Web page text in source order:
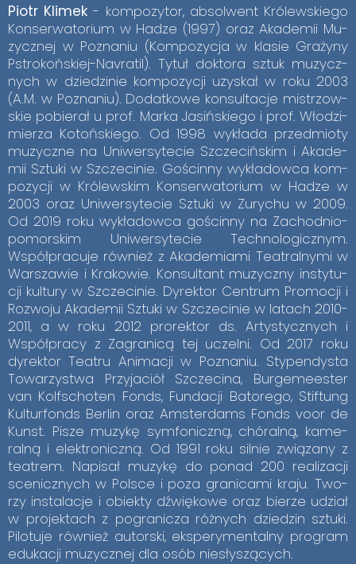
Piotr Kli­mek - kom­po­zy­tor, ab­sol­went Kró­lew­skie­go
Kon­ser­wa­to­rium w Ha­dze (1997) oraz Aka­de­mii Mu­
zycz­nej w Po­zna­niu (Kom­po­zy­cja w kla­sie Gra­ży­ny
Pstro­koń­skiej-Na­vra­til). Ty­tuł dok­to­ra sztuk mu­zycz­
nych w dzie­dzi­nie kom­po­zy­cji uzy­skał w roku 2003
(A.M. w Po­zna­niu). Do­dat­ko­we kon­sul­ta­cje mi­strzow­
skie po­bie­rał u prof. Mar­ka Ja­siń­skie­go i prof. Wło­dzi­
mie­rza Ko­toń­skie­go. Od 1998 wy­kła­da przed­mio­ty
mu­zycz­ne na Uni­wer­sy­te­cie Szcze­ciń­skim i Aka­de­
mii Sztu­ki w Szcze­ci­nie. Go­ścin­ny wy­kła­dow­ca kom­
po­zy­cji w Kró­lew­skim Kon­ser­wa­to­rium w Ha­dze w
2003 oraz Uni­wer­sy­te­cie Sztu­ki w Zu­ry­chu w 2009.
Od 2019 roku wy­kła­dow­ca go­ścin­ny na Za­chod­nio­
po­mor­skim Uni­wer­sy­te­cie Tech­no­lo­gicz­nym.
Współ­pra­cu­je rów­nież z Aka­de­mia­mi Te­atral­ny­mi w
War­sza­wie i Kra­ko­wie. Kon­sul­tant mu­zycz­ny in­sty­tu­
cji kul­tu­ry w Szcze­ci­nie. Dy­rek­tor Cen­trum Pro­mo­cji i
Roz­wo­ju Aka­de­mii Sztu­ki w Szcze­ci­nie w la­tach 2010-
2011, a w roku 2012 pro­rek­tor ds. Ar­ty­stycz­nych i
Współ­pra­cy z Za­gra­ni­cą tej uczel­ni. Od 2017 roku
dy­rek­tor Te­atru Ani­ma­cji w Po­zna­niu. Sty­pen­dy­sta
To­wa­rzy­stwa Przy­ja­ciół Szcze­ci­na, Bur­ge­me­ester
van Kol­fscho­ten Fonds, Fun­da­cji Ba­to­re­go, Sti­ftung
Kul­tur­fonds Ber­lin oraz Am­ster­dams Fonds voor de
Kunst. Pi­sze mu­zy­kę sym­fo­nicz­ną, chó­ral­ną, ka­me­
ral­ną i elek­tro­nicz­ną. Od 1991 roku sil­nie zwią­za­ny z
te­atrem. Na­pi­sał mu­zy­kę do po­nad 200 re­ali­za­cji
sce­nicz­nych w Pol­sce i poza gra­ni­ca­mi kra­ju. Two­
rzy in­sta­la­cje i obiek­ty dźwię­ko­we oraz bie­rze udział
w pro­jek­tach z po­gra­ni­cza róż­nych dzie­dzin sztu­ki.
Pi­lo­tu­je rów­nież au­tor­ski, eks­pe­ry­men­tal­ny pro­gram
edu­ka­cji mu­zycz­nej dla osób nie­sły­szą­cych.